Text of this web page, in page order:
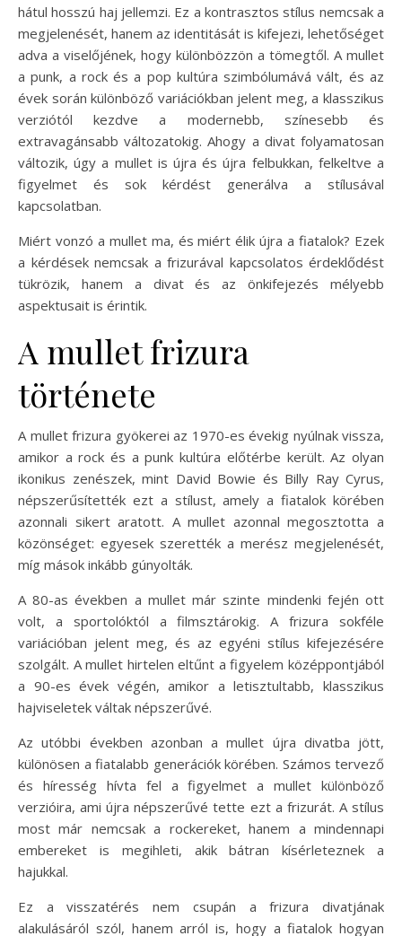
hátul hosszú haj jellemzi. Ez a kontrasztos stílus nemcsak a
megjelenését, hanem az identitását is kifejezi, lehetőséget
adva a viselőjének, hogy különbözzön a tömegtől. A mullet
a punk, a rock és a pop kultúra szimbólumává vált, és az
évek során különböző variációkban jelent meg, a klasszikus
verziótól kezdve a modernebb, színesebb és
extravagánsabb változatokig. Ahogy a divat folyamatosan
változik, úgy a mullet is újra és újra felbukkan, felkeltve a
figyelmet és sok kérdést generálva a stílusával
kapcsolatban.
Miért vonzó a mullet ma, és miért élik újra a fiatalok? Ezek
a kérdések nemcsak a frizurával kapcsolatos érdeklődést
tükrözik, hanem a divat és az önkifejezés mélyebb
aspektusait is érintik.
A mullet frizura
története
A mullet frizura gyökerei az 1970-es évekig nyúlnak vissza,
amikor a rock és a punk kultúra előtérbe került. Az olyan
ikonikus zenészek, mint David Bowie és Billy Ray Cyrus,
népszerűsítették ezt a stílust, amely a fiatalok körében
azonnali sikert aratott. A mullet azonnal megosztotta a
közönséget: egyesek szerették a merész megjelenését,
míg mások inkább gúnyolták.
A 80-as években a mullet már szinte mindenki fején ott
volt, a sportolóktól a filmsztárokig. A frizura sokféle
variációban jelent meg, és az egyéni stílus kifejezésére
szolgált. A mullet hirtelen eltűnt a figyelem középpontjából
a 90-es évek végén, amikor a letisztultabb, klasszikus
hajviseletek váltak népszerűvé.
Az utóbbi években azonban a mullet újra divatba jött,
különösen a fiatalabb generációk körében. Számos tervező
és híresség hívta fel a figyelmet a mullet különböző
verzióira, ami újra népszerűvé tette ezt a frizurát. A stílus
most már nemcsak a rockereket, hanem a mindennapi
embereket is megihleti, akik bátran kísérleteznek a
hajukkal.
Ez a visszatérés nem csupán a frizura divatjának
alakulásáról szól, hanem arról is, hogy a fiatalok hogyan